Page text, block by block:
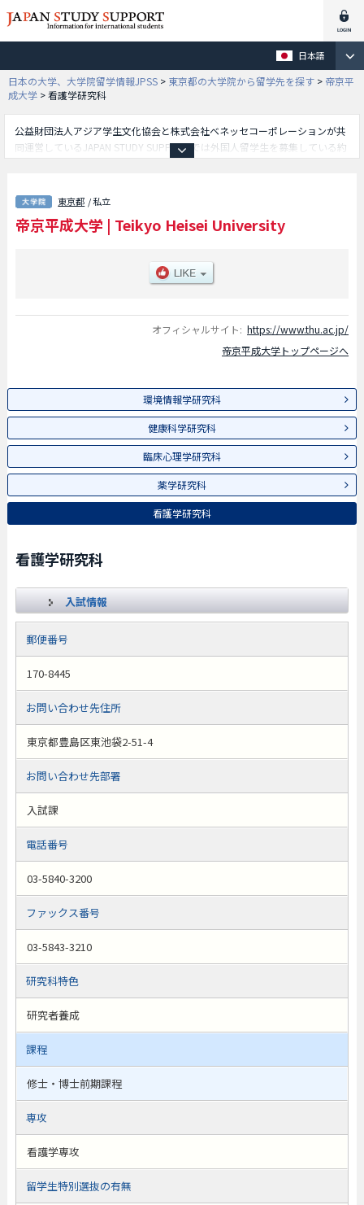
日本語
日本の大学、大学院留学情報JPSS > 東京都の大学院から留学先を探す > 帝京平
成大学 >看護学研究科
公益財団法人アジア学生文化協会と株式会社ベネッセコーポレーションが共
同運営しているJAPAN STUDY SUPPORTでは外国人留学生を募集している約
科や健康科学研究科や臨床心理学研究科や薬学研究科や看護学研究科等、研
究科別情報や、募集定員や合格者数など入試情報、施設案内、アクセスなど
外国人留学生に必要な情報を掲載しているので是非ご利用ください。
東京都 / 私立
帝京平成大学 | Teikyo Heisei University
オフィシャルサイト: https://www.thu.ac.jp/
帝京平成大学トップページへ
環境情報学研究科
健康科学研究科
臨床心理学研究科
薬学研究科
看護学研究科
看護学研究科
入試情報
郵便番号
170-8445
お問い合わせ先住所
東京都豊島区東池袋2-51-4
お問い合わせ先部署
入試課
電話番号
03-5840-3200
ファックス番号
03-5843-3210
研究科特色
研究者養成
課程
修士・博士前期課程
専攻
看護学専攻
留学生特別選抜の有無